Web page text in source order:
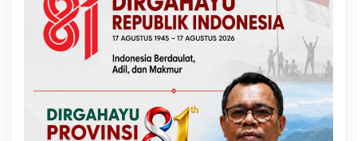
r
i
?